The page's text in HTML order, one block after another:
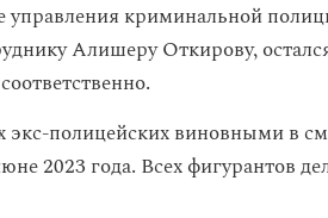
криминальной
Алишеру Откирову,
экс-полицейских виновными в
2023 года. Всех фигурантов